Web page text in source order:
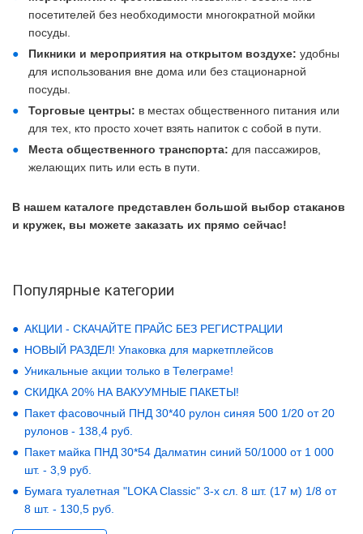
посетителей без необходимости многократной мойки
посуды.
Пикники и мероприятия на открытом воздухе: удобны
для использования вне дома или без стационарной
посуды.
Торговые центры: в местах общественного питания или
для тех, кто просто хочет взять напиток с собой в пути.
Места общественного транспорта: для пассажиров,
желающих пить или есть в пути.
В нашем каталоге представлен большой выбор стаканов
и кружек, вы можете заказать их прямо сейчас!
Популярные категории
АКЦИИ - СКАЧАЙТЕ ПРАЙС БЕЗ РЕГИСТРАЦИИ
НОВЫЙ РАЗДЕЛ! Упаковка для маркетплейсов
Уникальные акции только в Телеграме!
СКИДКА 20% НА ВАКУУМНЫЕ ПАКЕТЫ!
Пакет фасовочный ПНД 30*40 рулон синяя 500 1/20 от 20
рулонов - 138,4 руб.
Пакет майка ПНД 30*54 Далматин синий 50/1000 от 1 000
шт. - 3,9 руб.
Бумага туалетная "LOKA Classic" 3-х сл. 8 шт. (17 м) 1/8 от
8 шт. - 130,5 руб.